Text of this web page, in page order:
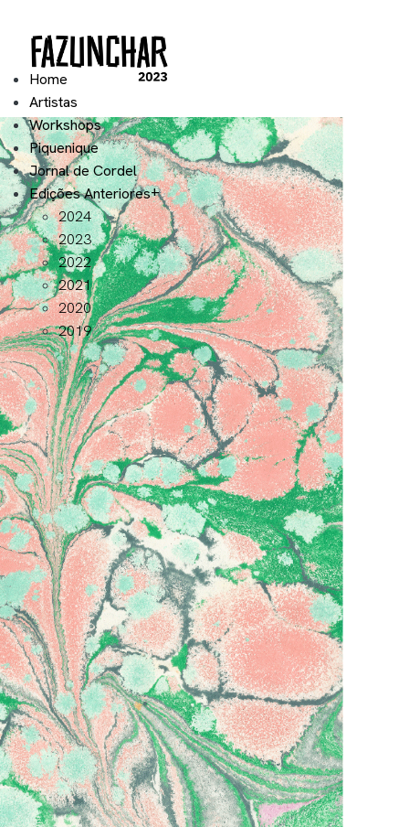
Home
Artistas
Workshops
Piquenique
Jornal de Cordel
Edições Anteriores
2024
2023
2022
2021
2020
2019
Visitas Guiadas